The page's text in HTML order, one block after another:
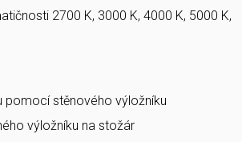
2700 K, 3000 K, 4000 K, 5000 K,
pomocí stěnového výložníku
výložníku na stožár